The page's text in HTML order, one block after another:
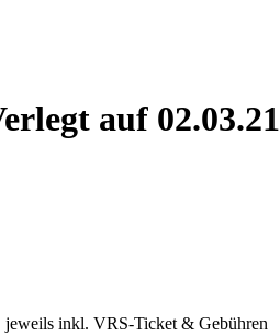
auf 02.03.21
jeweils inkl. VRS-Ticket & Gebühren